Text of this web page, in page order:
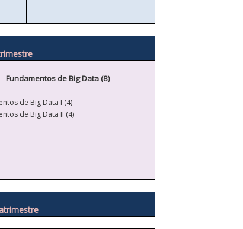
Fundamentos de Big Data (8)
de Big Data I (4)
de Big Data II (4)